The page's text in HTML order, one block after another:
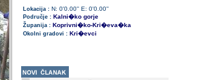
Lokacija : N: 0'0.00'' E: 0'0.00''
Područje :Kalni�ko gorje
Županija : Koprivni�ko-Kri�eva�ka
Okolni gradovi : Kri�evci